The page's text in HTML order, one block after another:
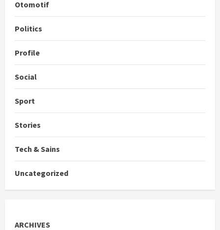
Otomotif
Politics
Profile
Social
Sport
Stories
Tech & Sains
Uncategorized
ARCHIVES